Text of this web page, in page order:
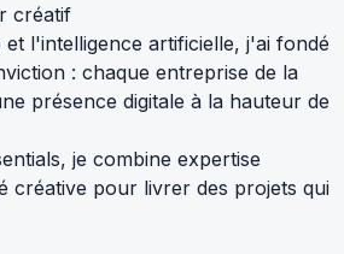
créatif
l'intelligence artificielle, j'ai fondé
: chaque entreprise de la
présence digitale à la hauteur de
je combine expertise
créative pour livrer des projets qui